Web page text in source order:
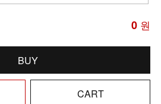
0 원
BUY
CART